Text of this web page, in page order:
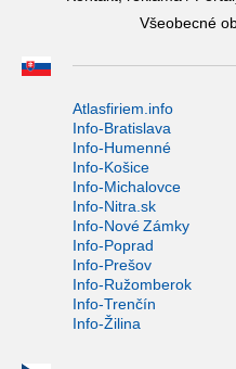
Všeobecné
Atlasfiriem.info
Info-Bratislava
Info-Humenné
Info-Košice
Info-Michalovce
Info-Nitra.sk
Info-Nové Zámky
Info-Poprad
Info-Prešov
Info-Ružomberok
Info-Trenčín
Info-Žilina